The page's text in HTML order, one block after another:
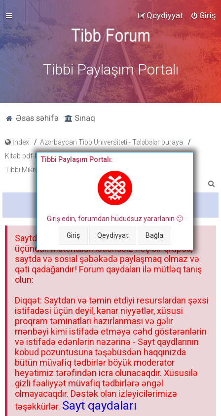
Giriş
Qeydiyyat
Tibbi Paylaşım Portalı
Əsas səhifə Sınaq
İndex
Azərbaycan Tibb Universiteti - Tələbələr buraya
Kitab pdf-ləri, tibbi fənlər üzrə slayd və paylaşımlar
Tibbi Mikrobiologiya
a
Bitdi
Tibbi Paylaşım Portalı:
Giriş edin, forumdan hüdudsuz yararlanın 🙂
Giriş Qeydiyyat Bağla
Saytdakı materiallar yalnız fərdi istifadəniz
üçündür. Materialları istisnasız heç bir qrupda,
saytda və sosial şəbəkədə paylaşmaq olmaz və
qəti qadağandır! Forum qaydaları ilə mütləq tanış
olun:
Diqqət: Saytdan və təmin etdiyi resurslardan şəxsi
istifadəsi üçün deyil, kənar niyyətlər, xüsusi
proqram təminatları hazırlanması və gəlir
mənbəyi kimi istifadə etməyə cəhd göstərənlərin
və istifadə edənlərin nəzərinə - Sayt qaydlarının
kobud pozuntusuna təşəbüsdən haqqınızda
bütün müvafiq tədbirlər böyük moderator
heyətimiz tərəfindən icra olunacaqdır. Xüsusilə
gizli fəaliyyət müvafiq tədbirlərə əngəl
olmayacaqdır. Dəstək olan izləyicilərimizə
təşəkkürlər. Sayt qaydaları